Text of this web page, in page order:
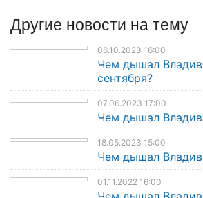
Другие новости на тему
06.10.2023 16:00
Чем дышал
сентября?
07.06.2023 17:00
Чем дышал
18.05.2023 15:00
Чем дышал
01.11.2022 16:00